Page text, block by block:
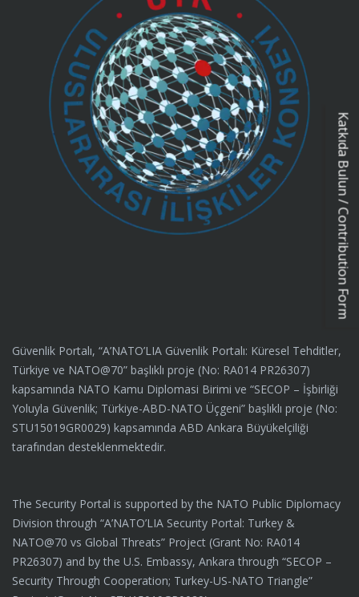
Katkıda Bulun / Contribution Form
Güvenlik Portalı, “A’NATO’LIA Güvenlik Portalı: Küresel Tehditler,
Türkiye ve NATO@70” başlıklı proje (No: RA014 PR26307)
kapsamında NATO Kamu Diplomasi Birimi ve “SECOP – İşbirliği
Yoluyla Güvenlik; Türkiye-ABD-NATO Üçgeni” başlıklı proje (No:
STU15019GR0029) kapsamında ABD Ankara Büyükelçiliği
tarafından desteklenmektedir.
The Security Portal is supported by the NATO Public Diplomacy
Division through “A’NATO’LIA Security Portal: Turkey &
NATO@70 vs Global Threats” Project (Grant No: RA014
PR26307) and by the U.S. Embassy, Ankara through “SECOP –
Security Through Cooperation; Turkey-US-NATO Triangle”